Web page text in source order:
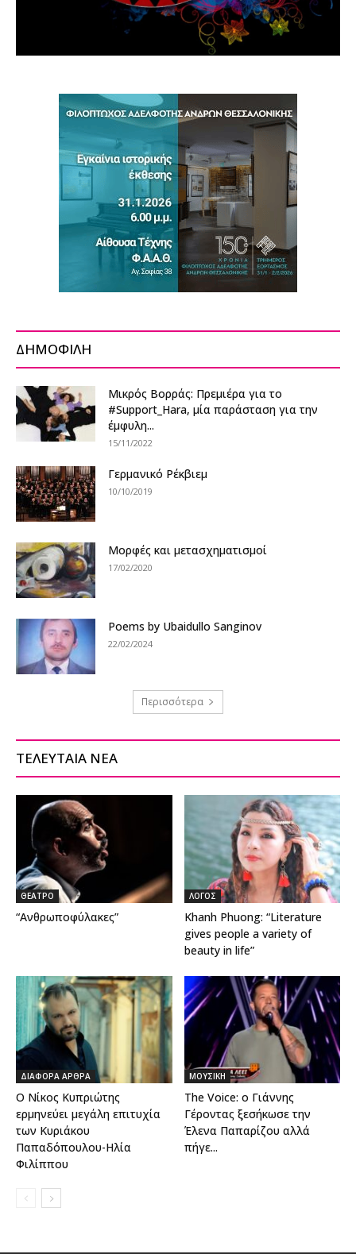
ΔΗΜΟΦΙΛΗ
Μικρός Βορράς: Πρεμιέρα για τo
#Support_Hara, μία παράσταση για την
έμφυλη...
15/11/2022
Γερμανικό Ρέκβιεμ
10/10/2019
Μορφές και μετασχηματισμοί
17/02/2020
Poems by Ubaidullo Sanginov
22/02/2024
Περισσότερα
ΤΕΛΕΥΤΑΙΑ ΝΕΑ
ΘΕΑΤΡΟ
“Ανθρωποφύλακες”
ΛΟΓΟΣ
Khanh Phuong: “Literature
gives people a variety of
beauty in life”
ΔΙΑΦΟΡΑ ΑΡΘΡΑ
Ο Νίκος Κυπριώτης
ερμηνεύει μεγάλη επιτυχία
των Κυριάκου
Παπαδόπουλου-Ηλία
Φιλίππου
ΜΟΥΣΙΚΗ
The Voice: ο Γιάννης
Γέροντας ξεσήκωσε την
Έλενα Παπαρίζου αλλά
πήγε...